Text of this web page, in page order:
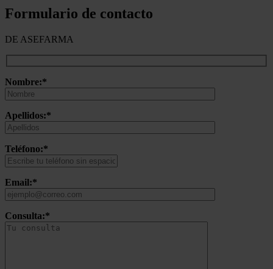
Formulario de contacto
DE ASEFARMA
Nombre:*
Apellidos:*
Teléfono:*
Email:*
Consulta:*